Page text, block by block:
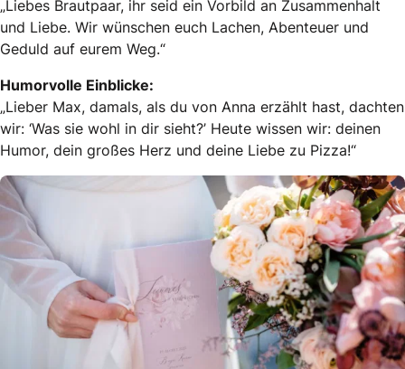
„Liebes Brautpaar, ihr seid ein Vorbild an Zusammenhalt
und Liebe. Wir wünschen euch Lachen, Abenteuer und
Geduld auf eurem Weg.“
Humorvolle Einblicke:
„Lieber Max, damals, als du von Anna erzählt hast, dachten
wir: ‘Was sie wohl in dir sieht?’ Heute wissen wir: deinen
Humor, dein großes Herz und deine Liebe zu Pizza!“